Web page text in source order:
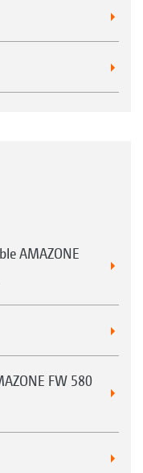
AMAZONE
FW 580